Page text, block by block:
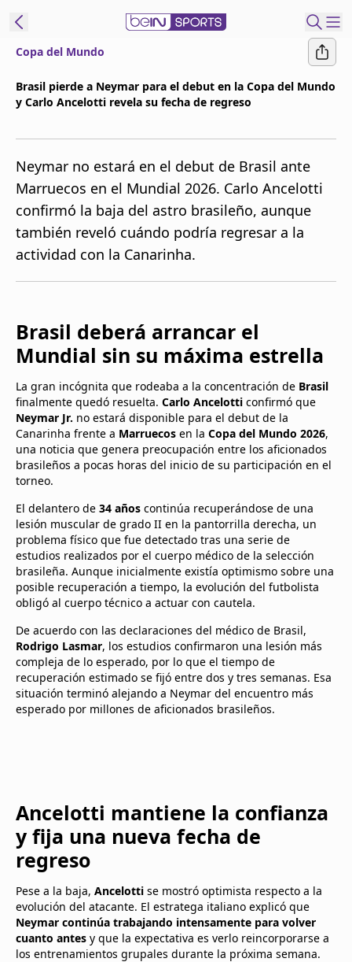
beIN XTRA
Administrar
notificaciones
Programación
Copa del Mundo
Brasil pierde a Neymar para el debut en la Copa del Mundo
y Carlo Ancelotti revela su fecha de regreso
Neymar no estará en el debut de Brasil ante
Marruecos en el Mundial 2026. Carlo Ancelotti
confirmó la baja del astro brasileño, aunque
también reveló cuándo podría regresar a la
actividad con la Canarinha.
Brasil deberá arrancar el
Mundial sin su máxima estrella
La gran incógnita que rodeaba a la concentración de Brasil
finalmente quedó resuelta. Carlo Ancelotti confirmó que
Neymar Jr. no estará disponible para el debut de la
Canarinha frente a Marruecos en la Copa del Mundo 2026,
una noticia que genera preocupación entre los aficionados
brasileños a pocas horas del inicio de su participación en el
torneo.
El delantero de 34 años continúa recuperándose de una
lesión muscular de grado II en la pantorrilla derecha, un
problema físico que fue detectado tras una serie de
estudios realizados por el cuerpo médico de la selección
brasileña. Aunque inicialmente existía optimismo sobre una
posible recuperación a tiempo, la evolución del futbolista
obligó al cuerpo técnico a actuar con cautela.
De acuerdo con las declaraciones del médico de Brasil,
Rodrigo Lasmar, los estudios confirmaron una lesión más
compleja de lo esperado, por lo que el tiempo de
recuperación estimado se fijó entre dos y tres semanas. Esa
situación terminó alejando a Neymar del encuentro más
esperado por millones de aficionados brasileños.
Ancelotti mantiene la confianza
y fija una nueva fecha de
regreso
Pese a la baja, Ancelotti se mostró optimista respecto a la
evolución del atacante. El estratega italiano explicó que
Neymar continúa trabajando intensamente para volver
cuanto antes y que la expectativa es verlo reincorporarse a
los entrenamientos grupales durante la próxima semana.